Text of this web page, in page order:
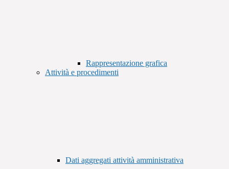
Rappresentazione grafica
Attività e procedimenti
Dati aggregati attività amministrativa